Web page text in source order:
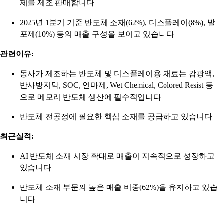
제를 제조 판매합니다
2025년 1분기 기준 반도체 소재(62%), 디스플레이(8%), 발
포제(10%) 등의 매출 구성을 보이고 있습니다
관련이유:
동사가 제조하는 반도체 및 디스플레이용 재료는 감광액,
반사방지막, SOC, 연마제, Wet Chemical, Colored Resist 등
으로 메모리 반도체 생산에 필수적입니다
반도체 전공정에 필요한 핵심 소재를 공급하고 있습니다
최근실적:
AI 반도체 소재 시장 확대로 매출이 지속적으로 성장하고
있습니다
반도체 소재 부문의 높은 매출 비중(62%)을 유지하고 있습
니다